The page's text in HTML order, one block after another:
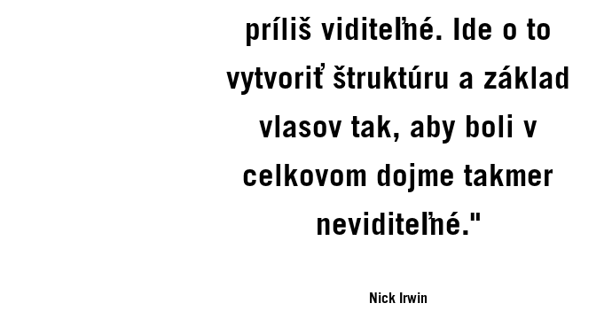
príliš viditeľné. Ide o to
vytvoriť štruktúru a základ
vlasov tak, aby boli v
celkovom dojme takmer
neviditeľné."
Nick Irwin